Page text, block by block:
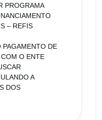
PROGRAMA
– REFIS
DE
O ENTE
A
DOS